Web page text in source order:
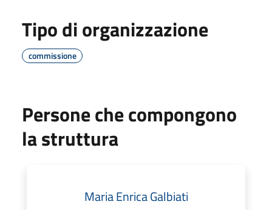
Tipo di organizzazione
commissione
Persone che compongono
la struttura
Maria Enrica Galbiati